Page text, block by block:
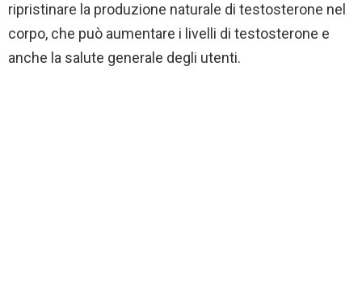
ripristinare la produzione naturale di testosterone nel
corpo, che può aumentare i livelli di testosterone e
anche la salute generale degli utenti.